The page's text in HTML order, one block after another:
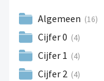
Algemeen (16)
Cijfer 0 (4)
Cijfer 1 (4)
Cijfer 2 (4)